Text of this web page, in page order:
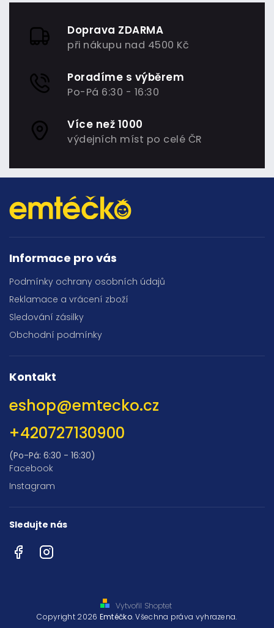
Doprava ZDARMA
při nákupu nad 4500 Kč
Poradíme s výběrem
Po-Pá 6:30 - 16:30
Více než 1000
výdejních míst po celé ČR
Informace pro vás
Podmínky ochrany osobních údajů
Reklamace a vrácení zboží
Sledování zásilky
Obchodní podmínky
Kontakt
eshop@emtecko.cz
+420727130900
(Po-Pá: 6:30 - 16:30)
Facebook
Instagram
Sledujte nás
FacebookInstagram
Vytvořil Shoptet
Copyright 2026 Emtéčko. Všechna práva vyhrazena.